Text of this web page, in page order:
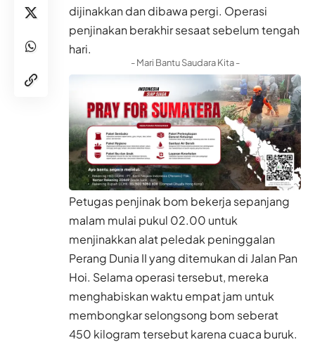
dijinakkan dan dibawa pergi. Operasi
penjinakan berakhir sesaat sebelum tengah
hari.
- Mari Bantu Saudara Kita -
Petugas penjinak bom bekerja sepanjang
malam mulai pukul 02.00 untuk
menjinakkan alat peledak peninggalan
Perang Dunia II yang ditemukan di Jalan Pan
Hoi. Selama operasi tersebut, mereka
menghabiskan waktu empat jam untuk
membongkar selongsong bom seberat
450 kilogram tersebut karena cuaca buruk.